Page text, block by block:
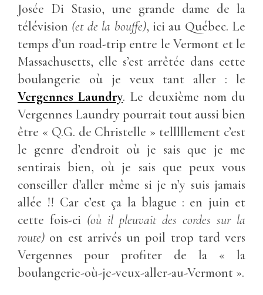
Josée Di Stasio, une grande dame de la
télévision (et de la bouffe), ici au Québec. Le
temps d’un road-trip entre le Vermont et le
Massachusetts, elle s’est arrêtée dans cette
boulangerie où je veux tant aller : le
Vergennes Laundry. Le deuxième nom du
Vergennes Laundry pourrait tout aussi bien
être « Q.G. de Christelle » telllllement c’est
le genre d’endroit où je sais que je me
sentirais bien, où je sais que peux vous
conseiller d’aller même si je n’y suis jamais
allée !! Car c’est ça la blague : en juin et
cette fois-ci (où il pleuvait des cordes sur la
route) on est arrivés un poil trop tard vers
Vergennes pour profiter de la « la
boulangerie-où-je-veux-aller-au-Vermont ».